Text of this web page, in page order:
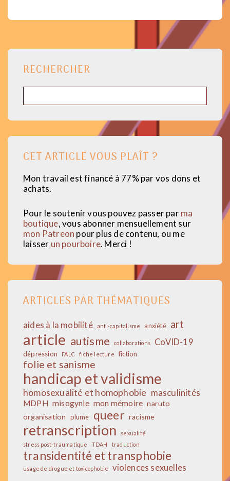
RECHERCHER
CET ARTICLE VOUS PLAÎT ?
Mon travail est financé à 77% par vos dons et
achats.
Pour le soutenir vous pouvez passer parma
boutique, vous abonner mensuellement sur
mon Patreon pour plus de contenu, ou me
laisser un pourboire. Merci !
ARTICLES PAR THÉMATIQUES
aides à la mobilité anti-capitalisme anxiété art
article autisme collaborations CoVID-19
dépression FALC fiche lecture fiction
folie et sanisme
handicap et validisme
homosexualité et homophobie masculinités
MDPH misogynie mon mémoire naruto
organisation
plume queer racisme
retranscription
sexualité
stress post-traumatique
TDAH traduction
transidentité et transphobie
usage de drogue et toxicophobie violences sexuelles